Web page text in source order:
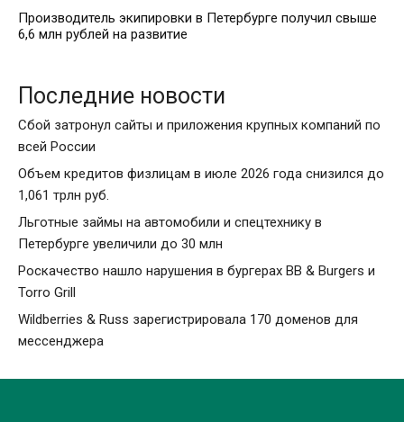
Производитель экипировки в Петербурге получил свыше
6,6 млн рублей на развитие
Последние новости
Сбой затронул сайты и приложения крупных компаний по
всей России
Объем кредитов физлицам в июле 2026 года снизился до
1,061 трлн руб.
Льготные займы на автомобили и спецтехнику в
Петербурге увеличили до 30 млн
Роскачество нашло нарушения в бургерах BB & Burgers и
Torro Grill
Wildberries & Russ зарегистрировала 170 доменов для
мессенджера